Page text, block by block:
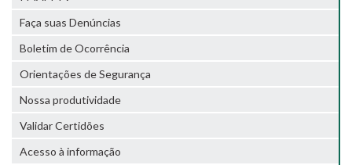
Faça suas Denúncias
Boletim de Ocorrência
Orientações de Segurança
Nossa produtividade
Validar Certidões
Acesso à informação